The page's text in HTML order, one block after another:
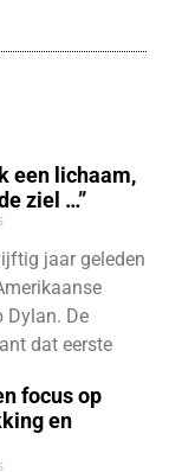
een lichaam,
ziel …”
jaar geleden
Dylan. De
dat eerste
focus op
en